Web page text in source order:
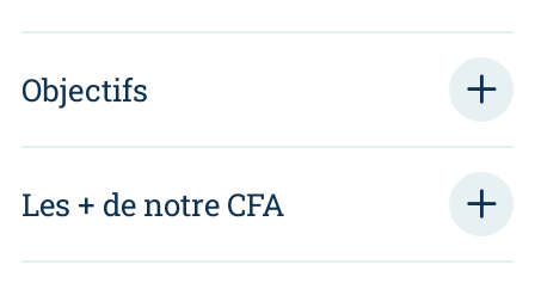
Objectifs
Les + de notre CFA